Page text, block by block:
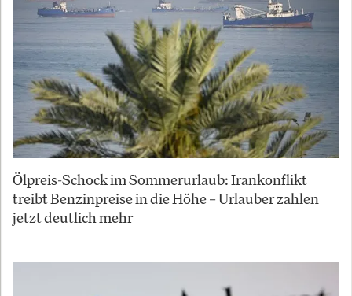
Ölpreis-Schock im Sommerurlaub: Irankonflikt
treibt Benzinpreise in die Höhe – Urlauber zahlen
jetzt deutlich mehr